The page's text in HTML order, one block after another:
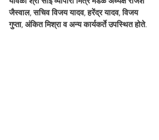
जैस्वाल, सचिव विजय यादव, हरेंद्र यादव, विजय
गुप्ता, अंकित मिश्रा व अन्य कार्यकर्ते उपस्थित होते.